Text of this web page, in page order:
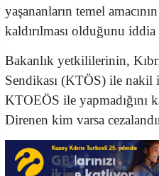
yaşananların temel
kaldırılması olduğunu iddia
Bakanlık yetkililerinin,
Sendikası (KTÖS) ile nakil
KTOEÖS ile yapmadığını
Direnen kim varsa